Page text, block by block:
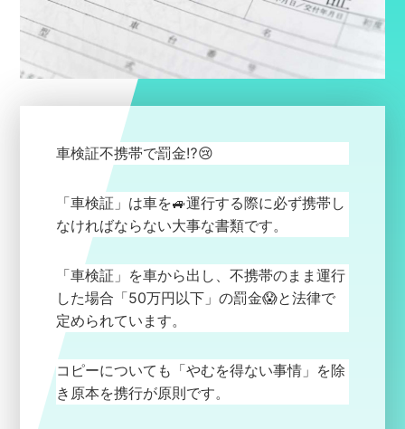
車検証不携帯で罰金⁉️😢
「車検証」は車を🚙運行する際に必ず携帯し
なければならない大事な書類です。
「車検証」を車から出し、不携帯のまま運行
した場合「50万円以下」の罰金😱と法律で
定められています。
コピーについても「やむを得ない事情」を除
き原本を携行が原則です。